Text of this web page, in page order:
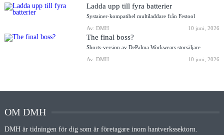
Ladda upp till fyra batterier
Systainer-kompatibel multiladdare från Festool
Av: DMH
10 juni, 2026
The final boss?
Shorts-version av DePalma Workwears storsäljare
Av: DMH
10 juni, 2026
OM DMH
DMH är tidningen för dig som är företagare inom hantverkssektorn.